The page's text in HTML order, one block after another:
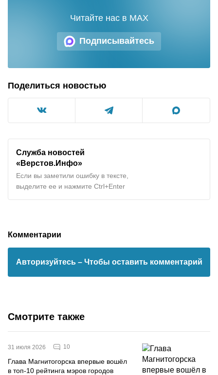
Подписывайтесь
Читайте нас в MAX
Поделиться новостью
Служба новостей
«Верстов.Инфо»
Если вы заметили ошибку в тексте,
выделите ее и нажмите Ctrl+Enter
Комментарии
Авторизуйтесь – Чтобы оставить комментарий
Смотрите также
31 июля 2026 10
Глава Магнитогорска впервые вошёл
в топ-10 рейтинга мэров городов